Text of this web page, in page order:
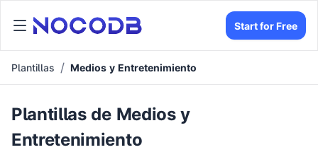
Start for Free
Plantillas Medios y Entretenimiento
Plantillas de Medios y
Entretenimiento